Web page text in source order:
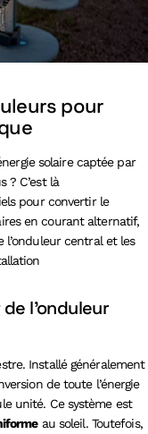
pour
solaire captée par
? C’est là
pour convertir le
en courant alternatif,
central et les
l’onduleur
Installé généralement
de toute l’énergie
unité. Ce système est
au soleil. Toutefois,